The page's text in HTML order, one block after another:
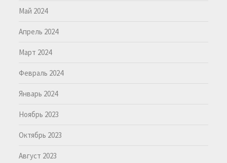
Май 2024
Апрель 2024
Март 2024
Февраль 2024
Январь 2024
Ноябрь 2023
Октябрь 2023
Август 2023